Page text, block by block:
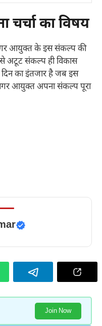
चर्चा का विषय
नगर आयुक्त के इस संकल्प की
अटूट संकल्प ही विकास
का इंतजार है जब इस
आयुक्त अपना संकल्प पूरा
Join Now